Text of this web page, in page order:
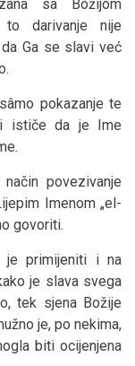
sa Božijom
to darivanje nije
Ga se slavi već
pokazanje te
i ističe da je Ime
povezivanje
Imenom „el-
govoriti.
je primijeniti i na
je slava svega
tek sjena Božije
je, po nekima,
biti ocijenjena